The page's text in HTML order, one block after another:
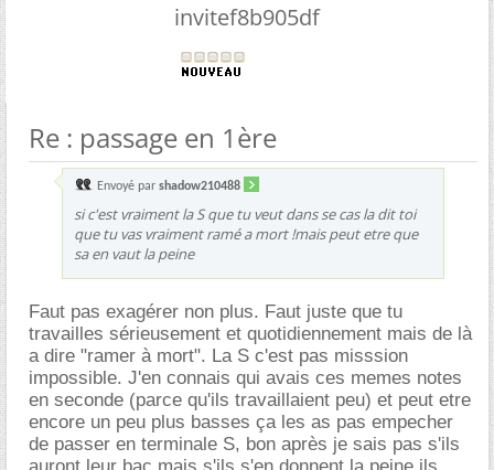
invitef8b905df
Re : passage en 1ère
Envoyé par shadow210488
si c'est vraiment la S que tu veut dans se cas la dit toi
que tu vas vraiment ramé a mort !mais peut etre que
sa en vaut la peine
Faut pas exagérer non plus. Faut juste que tu
travailles sérieusement et quotidiennement mais de là
a dire "ramer à mort". La S c'est pas misssion
impossible. J'en connais qui avais ces memes notes
en seconde (parce qu'ils travaillaient peu) et peut etre
encore un peu plus basses ça les as pas empecher
de passer en terminale S, bon après je sais pas s'ils